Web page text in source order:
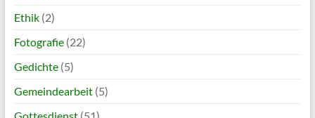
Ethik(2)
Fotografie(22)
Gedichte(5)
Gemeindearbeit(5)